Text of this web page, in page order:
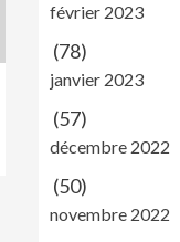
février 2023
(78)
janvier 2023
(57)
décembre 2022
(50)
novembre 2022